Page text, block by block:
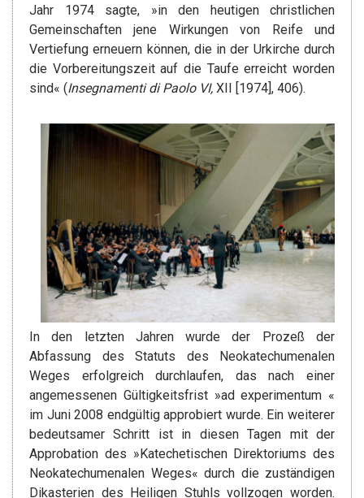
Jahr 1974 sagte, »in den heutigen christlichen
Gemeinschaften jene Wirkungen von Reife und
Vertiefung erneuern können, die in der Urkirche durch
die Vorbereitungszeit auf die Taufe erreicht worden
sind« (Insegnamenti di Paolo VI, XII [1974], 406).
In den letzten Jahren wurde der Prozeß der
Abfassung des Statuts des Neokatechumenalen
Weges erfolgreich durchlaufen, das nach einer
angemessenen Gültigkeitsfrist »ad experimentum «
im Juni 2008 endgültig approbiert wurde. Ein weiterer
bedeutsamer Schritt ist in diesen Tagen mit der
Approbation des »Katechetischen Direktoriums des
Neokatechumenalen Weges« durch die zuständigen
Dikasterien des Heiligen Stuhls vollzogen worden.